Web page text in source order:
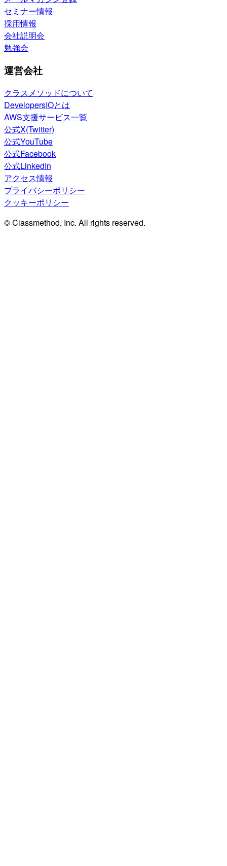
セミナー情報
採用情報
会社説明会
勉強会
運営会社
クラスメソッドについて
DevelopersIOとは
AWS支援サービス一覧
公式X(Twitter)
公式YouTube
公式Facebook
公式LinkedIn
アクセス情報
プライバシーポリシー
クッキーポリシー
© Classmethod, Inc. All rights reserved.